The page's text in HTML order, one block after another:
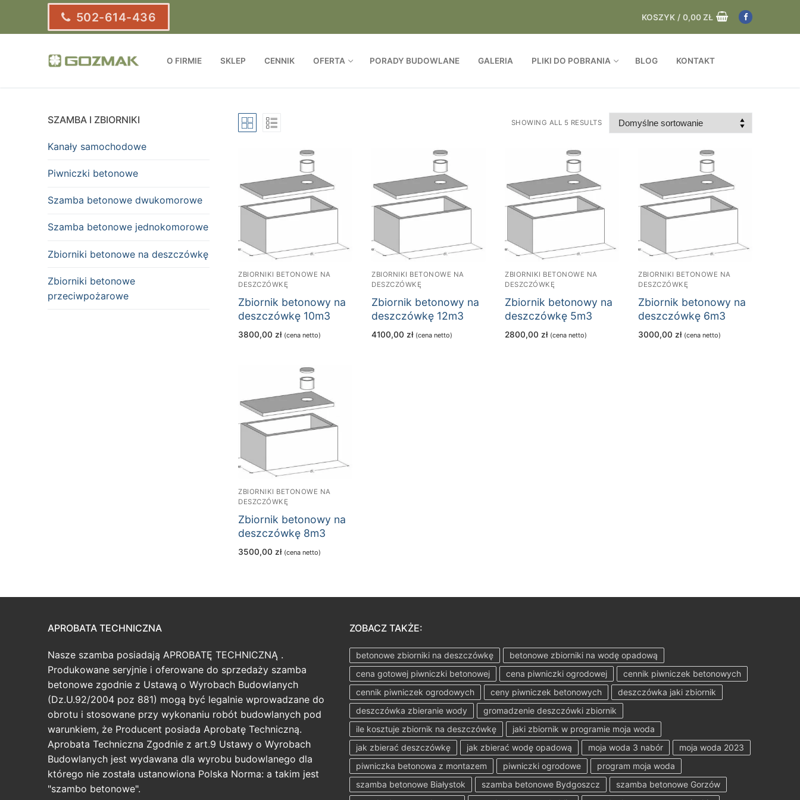
treści
502-614-436 KOSZYK / 0,00ZŁ
O FIRMIE SKLEP CENNIK OFERTA PORADY BUDOWLANE GALERIA PLIKI DO POBRANIA BLOG KONTAKT
SHOWING ALL 5 RESULTS
ZBIORNIKI BETONOWE NA
DESZCZÓWKĘ
Zbiornik betonowy na
deszczówkę 10m3
3800,00 zł (cena netto)
ZBIORNIKI BETONOWE NA
DESZCZÓWKĘ
Zbiornik betonowy na
deszczówkę 12m3
4100,00 zł (cena netto)
ZBIORNIKI BETONOWE NA
DESZCZÓWKĘ
Zbiornik betonowy na
deszczówkę 5m3
2800,00 zł (cena netto)
ZBIORNIKI BETONOWE NA
DESZCZÓWKĘ
Zbiornik betonowy na
deszczówkę 6m3
3000,00 zł (cena netto)
ZBIORNIKI BETONOWE NA
DESZCZÓWKĘ
Zbiornik betonowy na
deszczówkę 8m3
3500,00 zł (cena netto)
SZAMBA I ZBIORNIKI
Kanały samochodowe
Piwniczki betonowe
Szamba betonowe dwukomorowe
Szamba betonowe jednokomorowe
Zbiorniki betonowe na deszczówkę
Zbiorniki betonowe
przeciwpożarowe
APROBATA TECHNICZNA
Nasze szamba posiadają APROBATĘ TECHNICZNĄ .
Produkowane seryjnie i oferowane do sprzedaży szamba
betonowe zgodnie z Ustawą o Wyrobach Budowlanych
(Dz.U.92/2004 poz 881) mogą być legalnie wprowadzane do
obrotu i stosowane przy wykonaniu robót budowlanych pod
warunkiem, że Producent posiada Aprobatę Techniczną.
Aprobata Techniczna Zgodnie z art.9 Ustawy o Wyrobach
Budowlanych jest wydawana dla wyrobu budowlanego dla
którego nie została ustanowiona Polska Norma: a takim jest
"szambo betonowe".
ZOBACZ TAKŻE:
betonowe zbiorniki na deszczówkę
betonowe zbiorniki na wodę opadową
cena gotowej piwniczki betonowej
cena piwniczki ogrodowej
cennik piwniczek betonowych
cennik piwniczek ogrodowych
ceny piwniczek betonowych
deszczówka jaki zbiornik
deszczówka zbieranie wody
gromadzenie deszczówki zbiornik
ile kosztuje zbiornik na deszczówkę
jaki zbiornik w programie moja woda
jak zbierać deszczówkę
jak zbierać wodę opadową moja woda 3 nabór
moja woda 2023
piwniczka betonowa z montazem
piwniczki ogrodowe
program moja woda
szamba betonowe Białystok
szamba betonowe Bydgoszcz
szamba betonowe Gorzów